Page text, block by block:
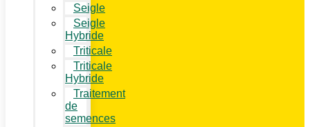
Seigle
Seigle
Hybride
Triticale
Triticale
Hybride
Traitement
de
semences